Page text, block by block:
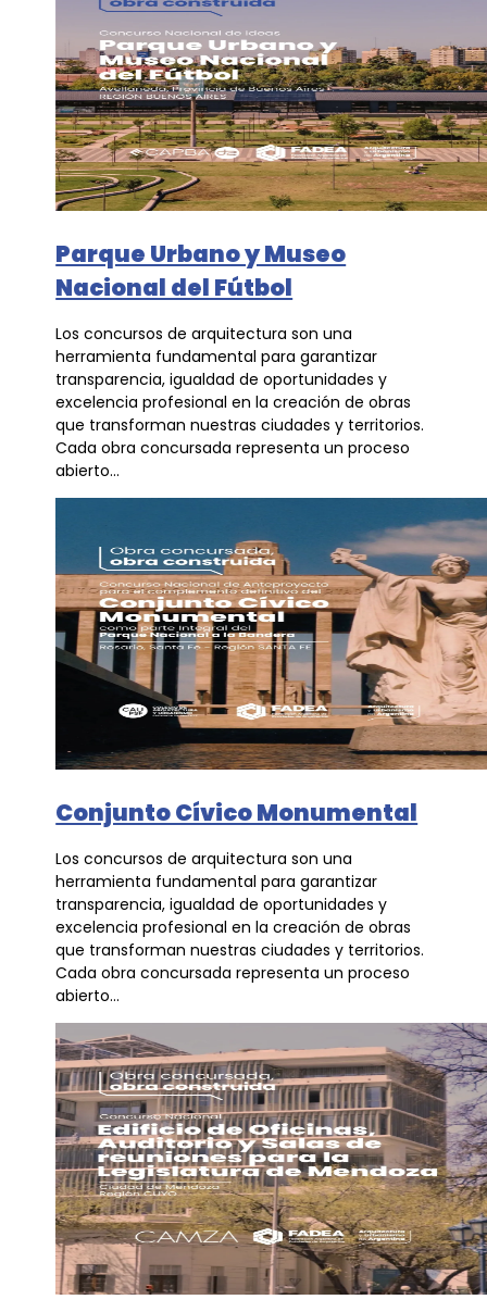
Parque Urbano y Museo
Nacional del Fútbol
Los concursos de arquitectura son una
herramienta fundamental para garantizar
transparencia, igualdad de oportunidades y
excelencia profesional en la creación de obras
que transforman nuestras ciudades y territorios.
Cada obra concursada representa un proceso
abierto...
Conjunto Cívico Monumental
Los concursos de arquitectura son una
herramienta fundamental para garantizar
transparencia, igualdad de oportunidades y
excelencia profesional en la creación de obras
que transforman nuestras ciudades y territorios.
Cada obra concursada representa un proceso
abierto...